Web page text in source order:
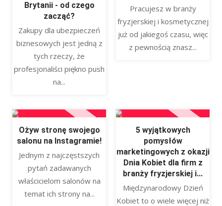
Brytanii - od czego
zacząć?
Zakupy dla ubezpieczeń
biznesowych jest jedną z
tych rzeczy, że
profesjonaliści piękno push
na...
Pracujesz w branży
fryzjerskiej i kosmetycznej
już od jakiegoś czasu, więc
z pewnością znasz...
Ożyw stronę swojego
salonu na Instagramie!
Jednym z najczęstszych
pytań zadawanych
właścicielom salonów na
temat ich strony na...
5 wyjątkowych
pomysłów
marketingowych z okazji
Dnia Kobiet dla firm z
branży fryzjerskiej i...
Międzynarodowy Dzień
Kobiet to o wiele więcej niż